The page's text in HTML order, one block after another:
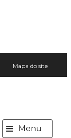
Mapa do site
≡ Menu